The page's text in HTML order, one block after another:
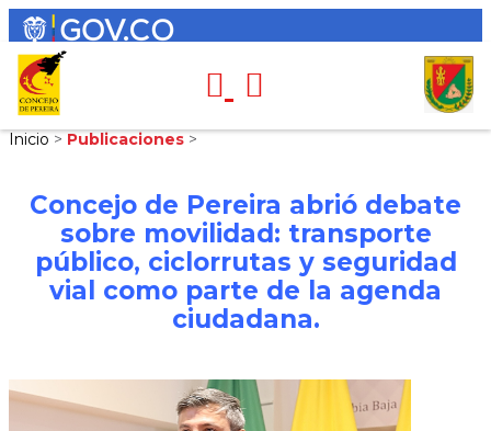
Inicio > Publicaciones >
Concejo de Pereira abrió debate
sobre movilidad: transporte
público, ciclorrutas y seguridad
vial como parte de la agenda
ciudadana.